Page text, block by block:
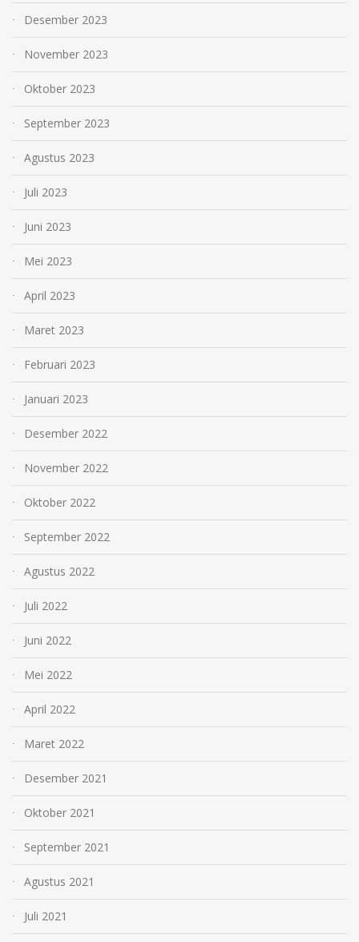
Desember 2023
November 2023
Oktober 2023
September 2023
Agustus 2023
Juli 2023
Juni 2023
Mei 2023
April 2023
Maret 2023
Februari 2023
Januari 2023
Desember 2022
November 2022
Oktober 2022
September 2022
Agustus 2022
Juli 2022
Juni 2022
Mei 2022
April 2022
Maret 2022
Desember 2021
Oktober 2021
September 2021
Agustus 2021
Juli 2021